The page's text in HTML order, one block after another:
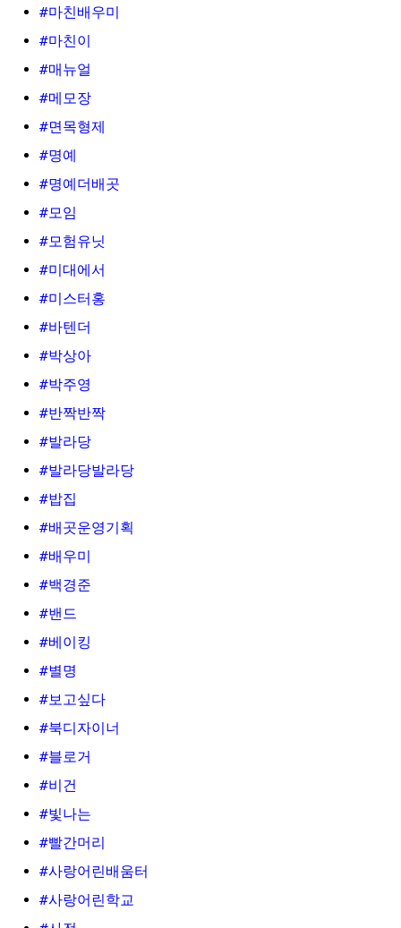
#마친배우미
#마친이
#매뉴얼
#메모장
#면목형제
#명예
#명예더배곳
#모임
#모험유닛
#미대에서
#미스터홍
#바텐더
#박상아
#박주영
#반짝반짝
#발라당
#발라당발라당
#밥집
#배곳운영기획
#배우미
#백경준
#밴드
#베이킹
#별명
#보고싶다
#북디자이너
#블로거
#비건
#빛나는
#빨간머리
#사랑어린배움터
#사랑어린학교